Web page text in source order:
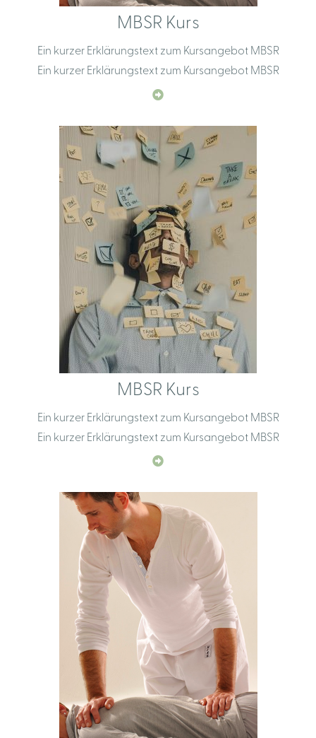
MBSR Kurs
Ein kurzer Erklärungstext zum Kursangebot MBSR
Ein kurzer Erklärungstext zum Kursangebot MBSR
MBSR Kurs
Ein kurzer Erklärungstext zum Kursangebot MBSR
Ein kurzer Erklärungstext zum Kursangebot MBSR